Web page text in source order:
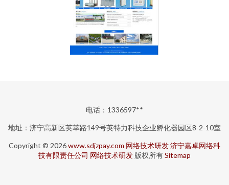
电话：1336597**
地址：济宁高新区英萃路149号英特力科技企业孵化器园区8-2-10室
Copyright © 2026www.sdjzpay.com 网络技术研发济宁嘉卓网络科
技有限责任公司 网络技术研发 版权所有Sitemap